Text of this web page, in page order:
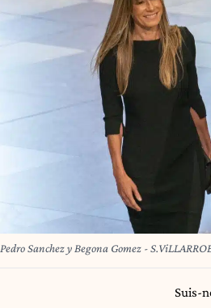
Pedro Sanchez y Begona Gomez -
Suis-